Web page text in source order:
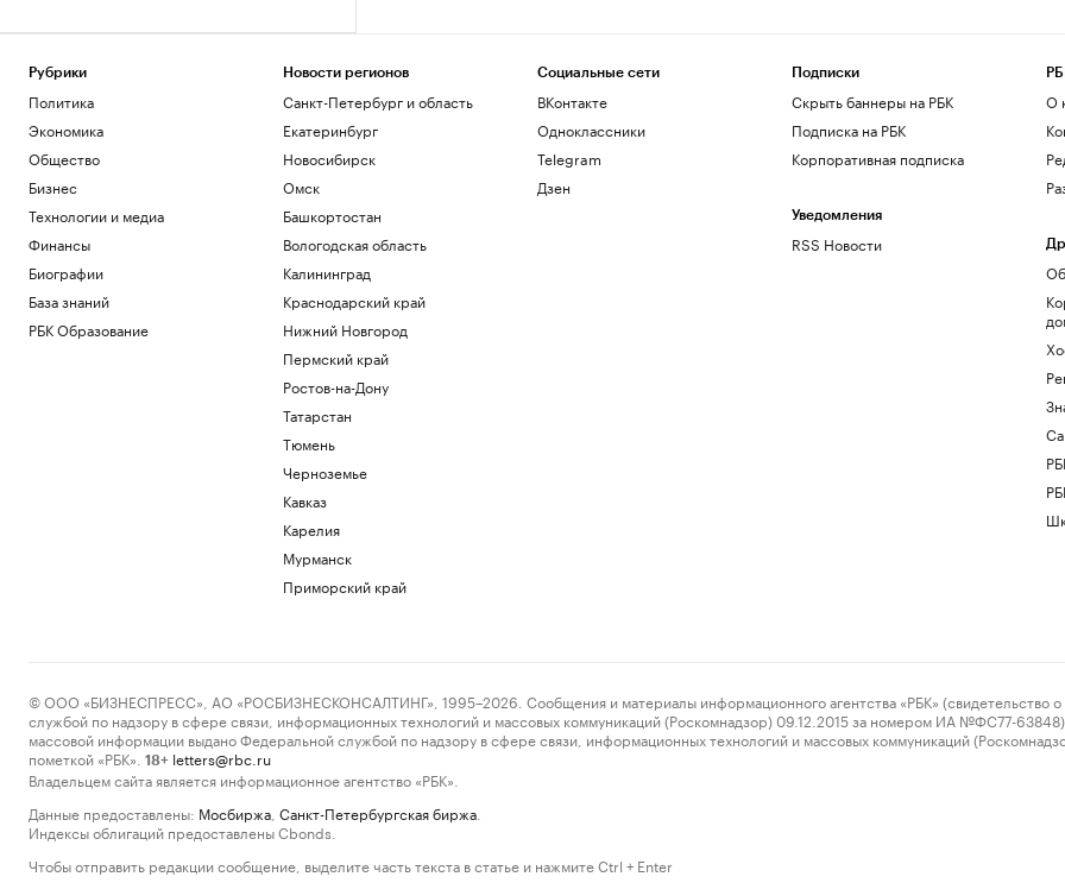
Рубрики
Политика
Экономика
Общество
Бизнес
Технологии и медиа
Финансы
Биографии
База знаний
РБК Образование
Новости регионов
Санкт-Петербург и область
Екатеринбург
Новосибирск
Омск
Башкортостан
Вологодская область
Калининград
Краснодарский край
Нижний Новгород
Пермский край
Ростов-на-Дону
Татарстан
Тюмень
Черноземье
Кавказ
Карелия
Мурманск
Приморский край
Социальные сети
ВКонтакте
Одноклассники
Telegram
Дзен
Подписки
Скрыть баннеры на РБК
Подписка на РБК
Корпоративная подписка
Уведомления
RSS Новости
О
© ООО «БИЗНЕСПРЕСС», АО «РОСБИЗНЕСКОНСАЛТИНГ», 1995–2026. Сообщения и материалы информационного агентства «РБК» (свидетельство о
службой по надзору в сфере связи, информационных технологий и массовых коммуникаций (Роскомнадзор) 09.12.2015 за номером ИА №ФС77-63848)
массовой информации выдано Федеральной службой по надзору в сфере связи, информационных технологий и массовых коммуникаций
пометкой «РБК».
18+ letters@rbc.ru
Владельцем сайта является информационное агентство «РБК».
Данные предоставлены: Мосбиржа Санкт-Петербургская биржа
Индексы облигаций предоставлены Cbonds.
Чтобы отправить редакции сообщение, выделите часть текста в статье и нажмите Ctrl + Enter